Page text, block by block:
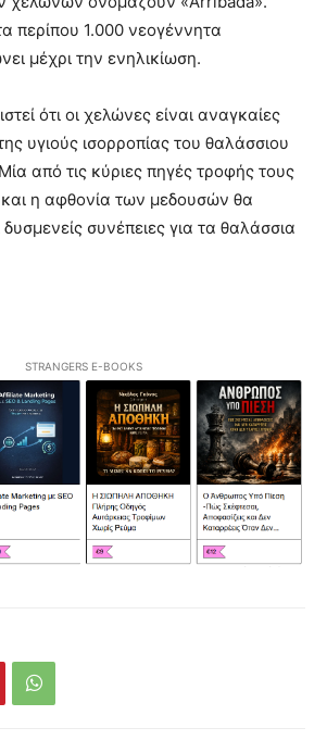
περίπου 1.000 νεογέννητα
μέχρι την ενηλικίωση.
ότι οι χελώνες είναι αναγκαίες
υγιούς ισορροπίας του θαλάσσιου
από τις κύριες πηγές τροφής τους
και η αφθονία των μεδουσών θα
συνέπειες για τα θαλάσσια
STRANGERS E-BOOKS